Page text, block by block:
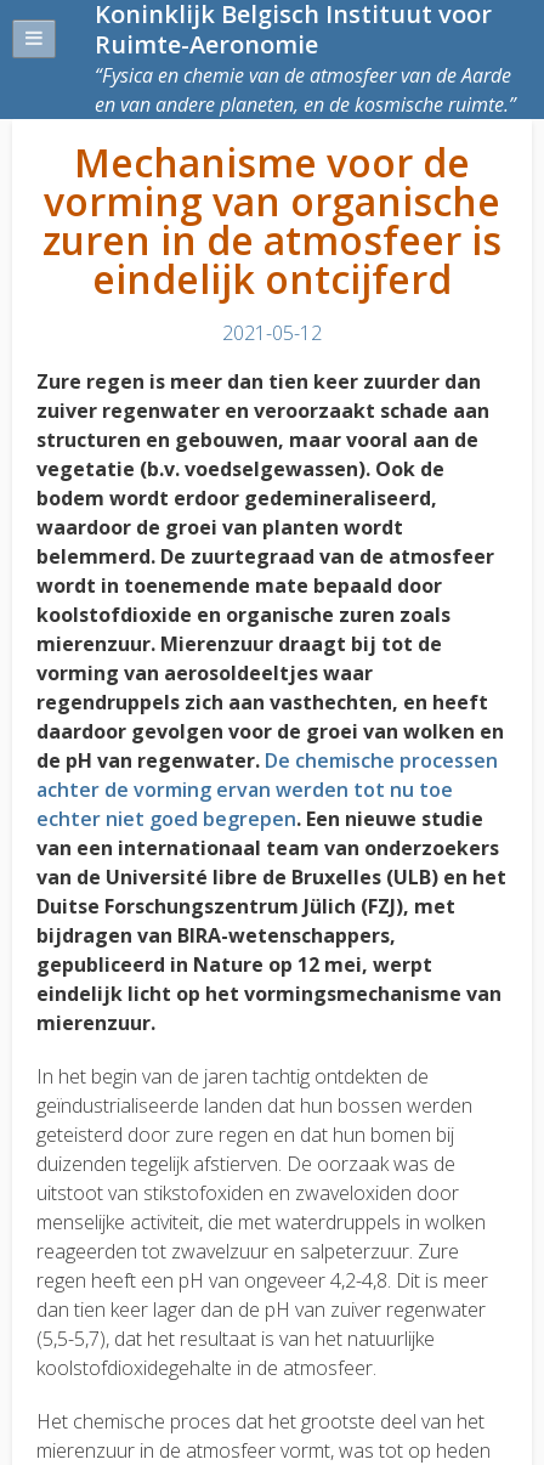
Koninklijk Belgisch Instituut voor
Ruimte-Aeronomie
Fysica en chemie van de atmosfeer van de Aarde
en van andere planeten, en de kosmische ruimte.
Mechanisme voor de
vorming van organische
zuren in de atmosfeer is
eindelijk ontcijferd
2021-05-12
Zure regen is meer dan tien keer zuurder dan
zuiver regenwater en veroorzaakt schade aan
structuren en gebouwen, maar vooral aan de
vegetatie (b.v. voedselgewassen). Ook de
bodem wordt erdoor gedemineraliseerd,
waardoor de groei van planten wordt
belemmerd. De zuurtegraad van de atmosfeer
wordt in toenemende mate bepaald door
koolstofdioxide en organische zuren zoals
mierenzuur. Mierenzuur draagt bij tot de
vorming van aerosoldeeltjes waar
regendruppels zich aan vasthechten, en heeft
daardoor gevolgen voor de groei van wolken en
de pH van regenwater. De chemische processen
achter de vorming ervan werden tot nu toe
echter niet goed begrepen. Een nieuwe studie
van een internationaal team van onderzoekers
van de Université libre de Bruxelles (ULB) en het
Duitse Forschungszentrum Jülich (FZJ), met
bijdragen van BIRA-wetenschappers,
gepubliceerd in Nature op 12 mei, werpt
eindelijk licht op het vormingsmechanisme van
mierenzuur.
In het begin van de jaren tachtig ontdekten de
geïndustrialiseerde landen dat hun bossen werden
geteisterd door zure regen en dat hun bomen bij
duizenden tegelijk afstierven. De oorzaak was de
uitstoot van stikstofoxiden en zwaveloxiden door
menselijke activiteit, die met waterdruppels in wolken
reageerden tot zwavelzuur en salpeterzuur. Zure
regen heeft een pH van ongeveer 4,2-4,8. Dit is meer
dan tien keer lager dan de pH van zuiver regenwater
(5,5-5,7), dat het resultaat is van het natuurlijke
koolstofdioxidegehalte in de atmosfeer.
Het chemische proces dat het grootste deel van het
mierenzuur in de atmosfeer vormt, was tot op heden